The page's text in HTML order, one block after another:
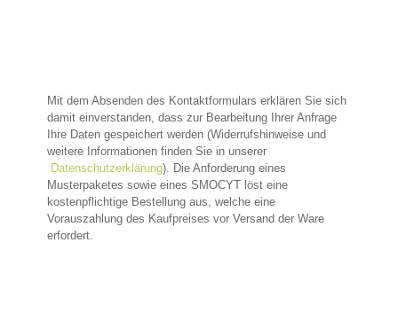
Mit dem Absenden des Kontaktformulars erklären Sie sich
damit einverstanden, dass zur Bearbeitung Ihrer Anfrage
Ihre Daten gespeichert werden (Widerrufshinweise und
weitere Informationen finden Sie in unserer
Datenschutzerklärung). Die Anforderung eines
Musterpaketes sowie eines SMOCYT löst eine
kostenpflichtige Bestellung aus, welche eine
Vorauszahlung des Kaufpreises vor Versand der Ware
erfordert.